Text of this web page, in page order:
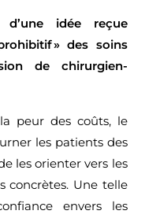
idée reçue
» des soins
de chirurgien-
peur des coûts, le
les patients des
les orienter vers les
concrètes. Une telle
envers les